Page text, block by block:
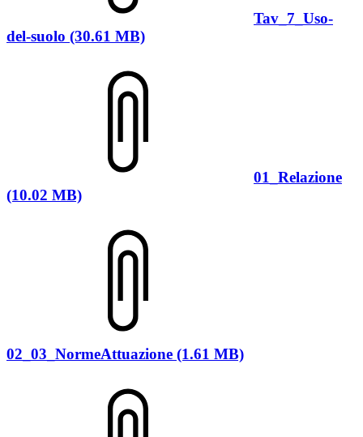
Tav_7_Uso-
del-suolo (30.61 MB)
01_Relazione
(10.02 MB)
02_03_NormeAttuazione (1.61 MB)